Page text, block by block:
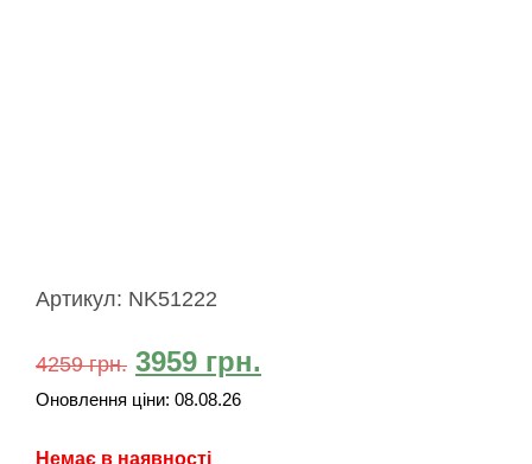
Артикул: NK51222
4259грн. 3959 грн.
Оновлення ціни: 08.08.26
Немає в наявності